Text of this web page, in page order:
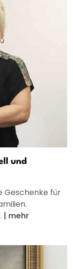
und
Geschenke für
| mehr